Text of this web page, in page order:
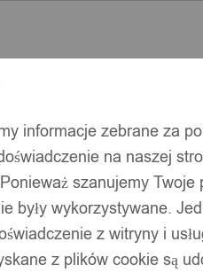
informacje zebrane za
na naszej
szanujemy
były wykorzystywane.
z witryny i
z plików cookie są